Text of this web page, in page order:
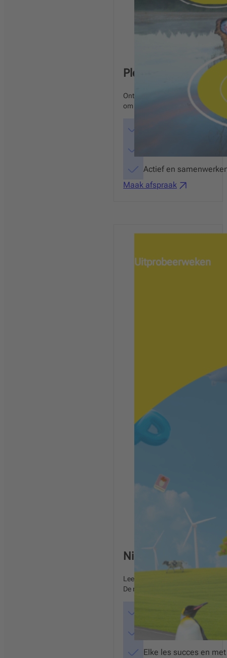
Plein Junior
Ontdek Plein Junior Lezen
om de methode wereldoriëntatie
De 6-in-1 methode,
Actief en
Maak afspraak
Nieuw Nederlands
Leer Nieuw Nederlands Junior
De makkelijkste manier om een
Slimme samenhang
Lezen bij ieder vak
Elke les succes en
Uitprobeerweken